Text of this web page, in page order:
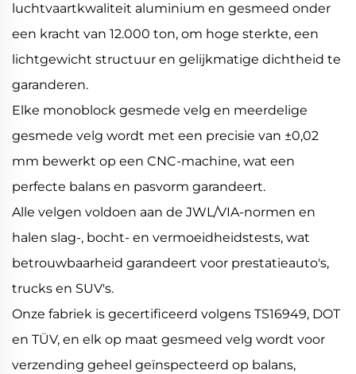
luchtvaartkwaliteit aluminium en gesmeed onder
een kracht van 12.000 ton, om hoge sterkte, een
lichtgewicht structuur en gelijkmatige dichtheid te
garanderen.
Elke monoblock gesmede velg en meerdelige
gesmede velg wordt met een precisie van ±0,02
mm bewerkt op een CNC-machine, wat een
perfecte balans en pasvorm garandeert.
Alle velgen voldoen aan de JWL/VIA-normen en
halen slag-, bocht- en vermoeidheidstests, wat
betrouwbaarheid garandeert voor prestatieauto's,
trucks en SUV's.
Onze fabriek is gecertificeerd volgens TS16949, DOT
en TÜV, en elk op maat gesmeed velg wordt voor
verzending geheel geïnspecteerd op balans,